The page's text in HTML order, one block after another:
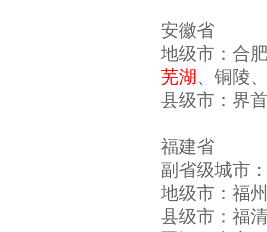
安徽省
地级市：合
芜湖 、铜陵
县级市：界
福建省
副省级城市
地级市：福
县级市：福